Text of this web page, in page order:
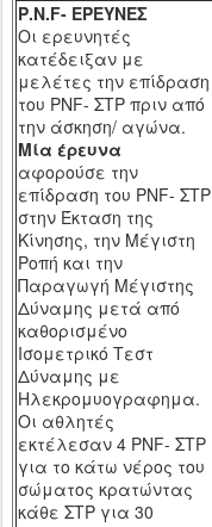
P.N.F- ΕΡΕΥΝΕΣ
Οι ερευνητές
κατέδειξαν με
μελέτες την επίδραση
του PNF- ΣΤΡ πριν από
την άσκηση/ αγώνα.
Mία έρευνα
αφορούσε την
επίδραση του PNF- ΣΤΡ
στην Έκταση της
Κίνησης, την Μέγιστη
Ροπή και την
Παραγωγή Μέγιστης
Δύναμης μετά από
καθορισμένο
Ισομετρικό Τεστ
Δύναμης με
Ηλεκρομυογραφημα.
Οι αθλητές
εκτέλεσαν 4 PNF- ΣΤΡ
για το κάτω νέρος του
σώματος κρατώντας
κάθε ΣΤΡ για 30